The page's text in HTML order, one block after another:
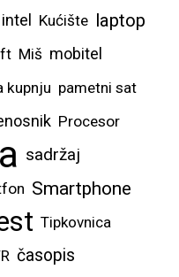
intel Kućište laptop
Miš mobitel
kupnju pametni sat
Procesor
sadržaj
Smartphone
Tipkovnica
časopis